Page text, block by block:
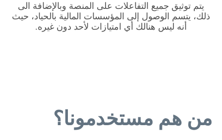
يتم توثيق جميع التفاعلات على المنصة وبالإضافة الى
ذلك، يتسم الوصول إلى المؤسسات المالية بالحياد، حيث
أنه ليس هنالك أي امتيازات لأحد دون غيره.
من هم مستخدمونا؟